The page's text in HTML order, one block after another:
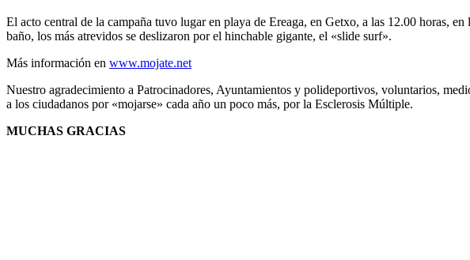
El acto central de la campaña tuvo lugar en playa de Ereaga, en Getxo, a las 12.00 horas,
baño, los más atrevidos se deslizaron por el hinchable gigante, el «slide surf».
Más información en www.mojate.net
Nuestro agradecimiento a Patrocinadores, Ayuntamientos y polideportivos, voluntarios,
a los ciudadanos por «mojarse» cada año un poco más, por la Esclerosis Múltiple.
MUCHAS GRACIAS